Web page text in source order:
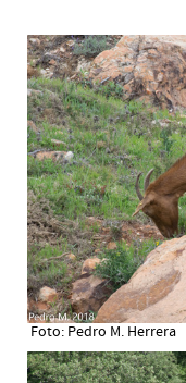
Foto: Pedro M. Herrera